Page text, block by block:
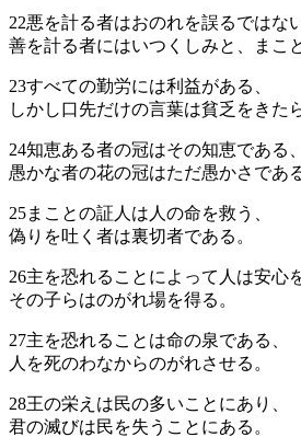
22悪を計る者はおのれを誤るではな
善を計る者にはいつくしみと、まこ
23すべての勤労には利益がある、
しかし口先だけの言葉は貧乏をきた
24知恵ある者の冠はその知恵である、
愚かな者の花の冠はただ愚かさである
25まことの証人は人の命を救う、
偽りを吐く者は裏切者である。
26主を恐れることによって人は安心
その子らはのがれ場を得る。
27主を恐れることは命の泉である、
人を死のわなからのがれさせる。
28王の栄えは民の多いことにあり、
君の滅びは民を失うことにある。